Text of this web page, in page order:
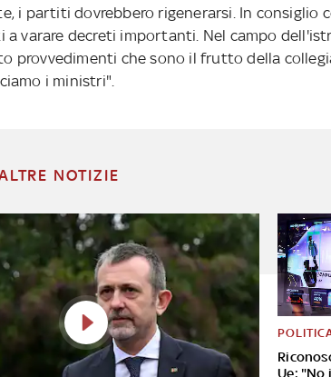
i partiti dovrebbero rigenerarsi. In consiglio
a varare decreti importanti. Nel campo
provvedimenti che sono il frutto della
i ministri".
NOTIZIE
Ue: "No